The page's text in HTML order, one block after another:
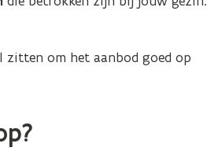
om het aanbod goed op